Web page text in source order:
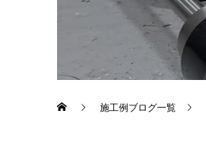
施工例ブログ一覧